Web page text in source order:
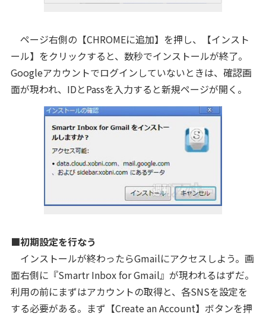
ページ右側の【CHROMEに追加】を押し、【インスト
ール】をクリックすると、数秒でインストールが終了。
Googleアカウントでログインしていないときは、確認画
面が現われ、IDとPassを入力すると新規ページが開く。
■初期設定を行なう
インストールが終わったらGmailにアクセスしよう。画
面右側に『Smartr Inbox for Gmail』が現われるはずだ。
利用の前にまずはアカウントの取得と、各SNSを設定を
する必要がある。まず【Create an Account】ボタンを押